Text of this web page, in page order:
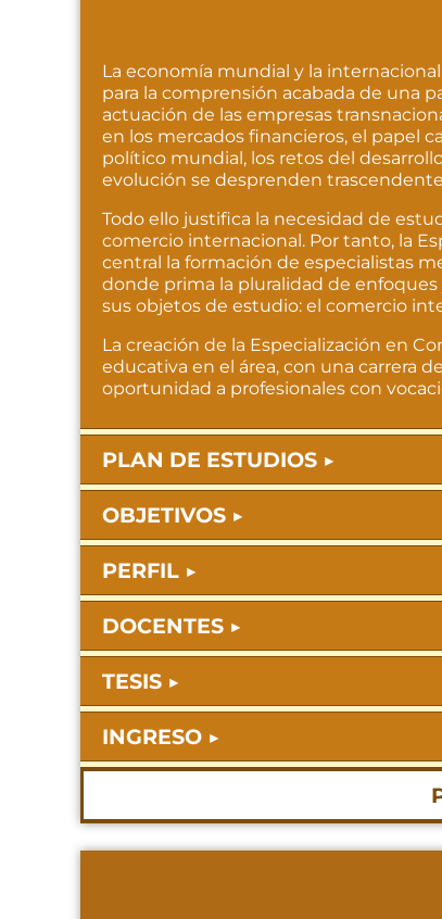
La economía mundial y la
para la comprensión acabada de una
actuación de las empresas
en los mercados financieros, el papel
político mundial, los retos del
evolución se desprenden
Todo ello justifica la necesidad de
comercio internacional. Por tanto, la
central la formación de especialistas
donde prima la pluralidad de
sus objetos de estudio: el comercio
La creación de la Especialización en
educativa en el área, con una carrera
oportunidad a profesionales con
PLAN DE ESTUDIOS
OBJETIVOS
PERFIL
DOCENTES
TESIS
INGRESO